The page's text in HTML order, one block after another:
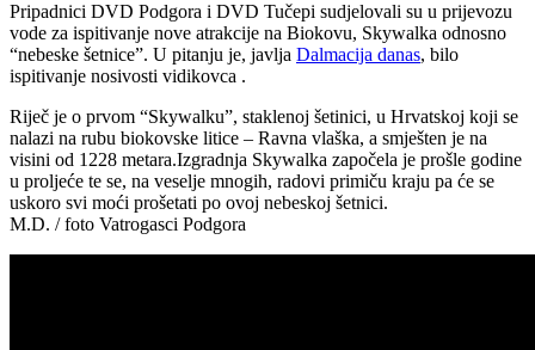
Pripadnici DVD Podgora i DVD Tučepi sudjelovali su u prijevozu
vode za ispitivanje nove atrakcije na Biokovu, Skywalka odnosno
“nebeske šetnice”. U pitanju je, javlja Dalmacija danas, bilo
ispitivanje nosivosti vidikovca .
Riječ je o prvom “Skywalku”, staklenoj šetinici, u Hrvatskoj koji se
nalazi na rubu biokovske litice – Ravna vlaška, a smješten je na
visini od 1228 metara.Izgradnja Skywalka započela je prošle godine
u proljeće te se, na veselje mnogih, radovi primiču kraju pa će se
uskoro svi moći prošetati po ovoj nebeskoj šetnici.
M.D. / foto Vatrogasci Podgora